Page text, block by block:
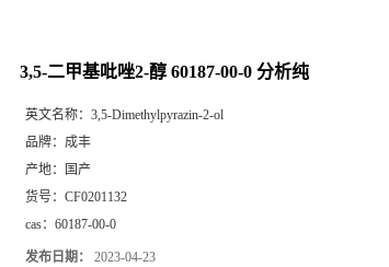
3,5-二甲基吡唑2-醇 60187-00-0 分析纯
英文名称： 3,5-Dimethylpyrazin-2-ol
品牌： 成丰
产地：
国产
货号： CF0201132
cas： 60187-00-0
发布日期： 2023-04-23